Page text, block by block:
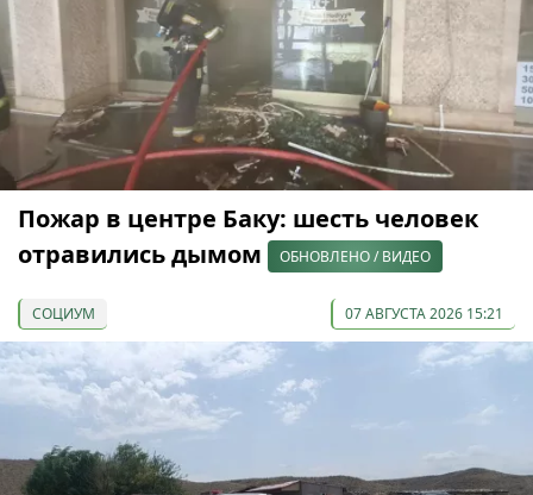
Пожар в центре Баку: шесть человек
отравились дымом
ОБНОВЛЕНО / ВИДЕО
СОЦИУМ 07 АВГУСТА 2026 15:21